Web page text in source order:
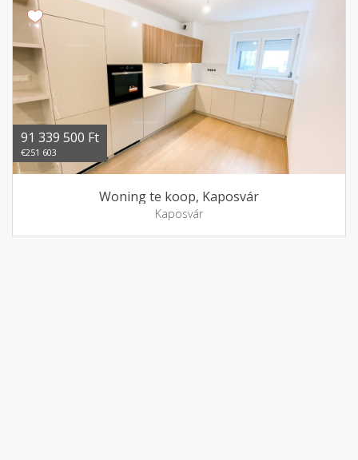
91 339 500 Ft
€251 603
Woning te koop, Kaposvár
Kaposvár